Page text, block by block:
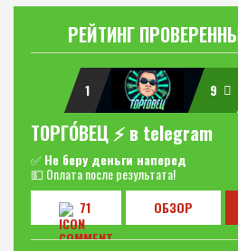
РЕЙТИНГ
1 9
ТОРГО́ВЕЦ ⚡️ в telegram
✅Не беру деньги наперед
💵 Оплата после результата!
71
ОБЗОР